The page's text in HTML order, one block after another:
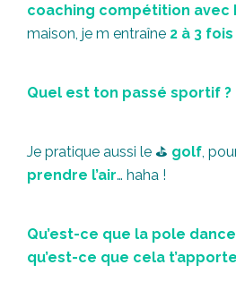
coaching compétition avec
maison, je m entraîne 2 à 3
Quel est ton passé sportif ?
Je pratique aussi le ⛳ golf ,
prendre l’air… haha !
Qu’est-ce que la pole
qu’est-ce que cela